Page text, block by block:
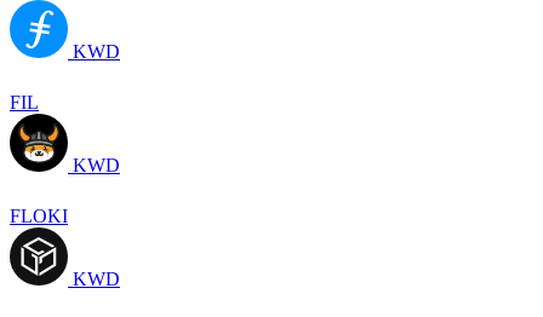
KWD
FIL
KWD
FLOKI
KWD